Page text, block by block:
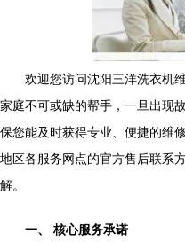
欢迎您访问沈阳三洋洗衣机
家庭不可或缺的帮手，一旦出现
保您能及时获得专业、便捷的维
地区各服务网点的官方售后联系
解。
一、 核心服务承诺